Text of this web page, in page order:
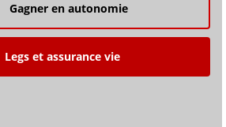
Gagner en autonomie
Legs et assurance vie